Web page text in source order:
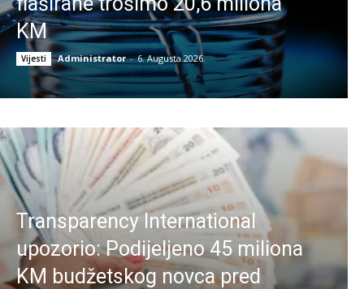
KM
Vijesti Administrator - 6. Augusta 2026.
Transparency International
upozorio: Podijeljeno 45 miliona
KM budžetskog novca pred